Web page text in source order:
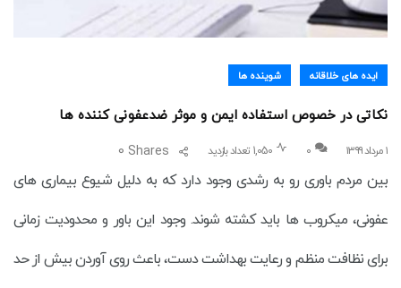
ایده های خلاقانه شوینده ها
نکاتی در خصوص استفاده ایمن و موثر ضدعفونی کننده ها
۱ مرداد ۱۳۹۹ 0 1,050 تعداد بازدید Shares
0
بین مردم باوری رو به رشدی وجود دارد که به دلیل شیوع بیماری های
عفونی، میکروب ها باید کشته شوند. وجود این باور و محدودیت زمانی
برای نظافت منظم و رعایت بهداشت دست، باعث روی آوردن بیش از حد